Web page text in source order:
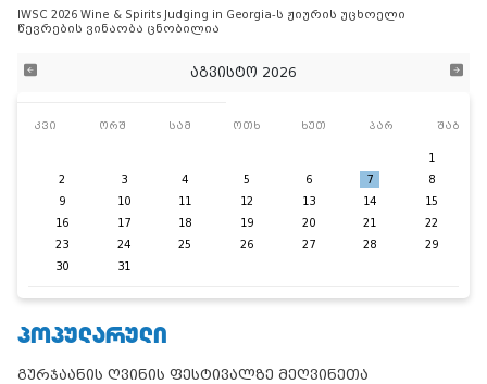
IWSC 2026 Wine & Spirits Judging in Georgia-ს ჟიურის უცხოელი
წევრების ვინაობა ცნობილია
აგვისტო 2026
კვი ორშ სამ ოთხ ხუთ პარ შაბ
1
2
3 4 5 6 7
8
9
10 11 12 13 14
15
16
17 18 19 20 21
22
23
24 25 26 27 28
29
30
31
ᲞᲝᲞᲣᲚᲐᲠᲣᲚᲘ
გურჯაანის ღვინის ფესტივალზე მეღვინეთა